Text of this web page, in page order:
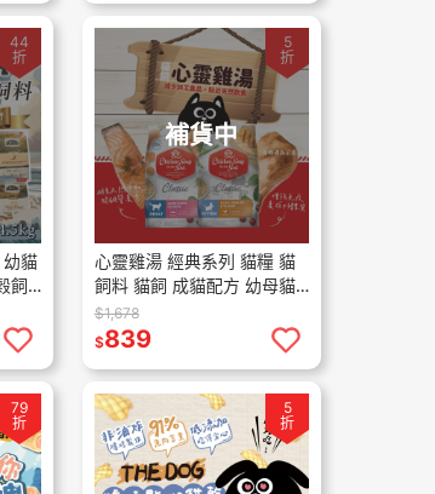
44
折
貓
飼
補貨中
5
折
心靈雞湯 經典系列 貓糧 貓
飼料 貓飼 成貓配方 幼母貓
配方 4.5磅 13.5磅
$1,678
$839
79
折
5
折